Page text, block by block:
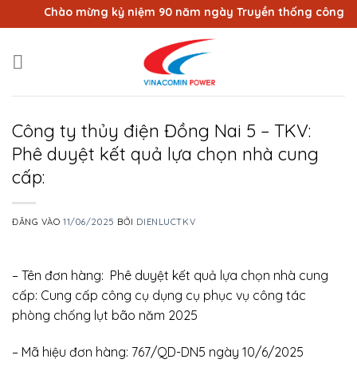
qua
dung
Chào mừng kỷ niệm 90 năm ngày Truyền thống công
Công ty thủy điện Đồng Nai 5 – TKV:
Phê duyệt kết quả lựa chọn nhà cung
cấp:
ĐĂNG VÀO11/06/2025 BỞI DIENLUCTKV
– Tên đơn hàng: Phê duyệt kết quả lựa chọn nhà cung
cấp: Cung cấp công cụ dụng cụ phục vụ công tác
phòng chống lụt bão năm 2025
– Mã hiệu đơn hàng: 767/QD-DN5 ngày 10/6/2025